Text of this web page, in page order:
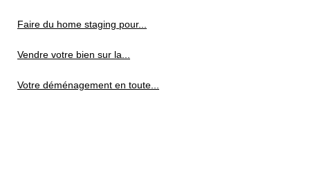
Faire du home staging pour...
Vendre votre bien sur la...
Votre déménagement en toute...